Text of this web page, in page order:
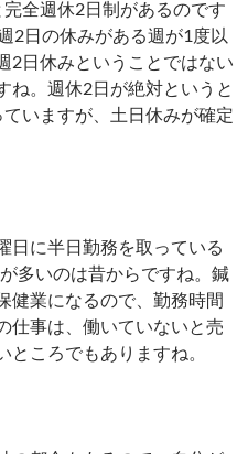
全週休2日制があるのです
2日の休みがある週が1度以
2日休みということではない
ね。週休2日が絶対というと
いますが、土日休みが確定
に半日勤務を取っている
多いのは昔からですね。鍼
健業になるので、勤務時間
仕事は、働いていないと売
ころでもありますね。